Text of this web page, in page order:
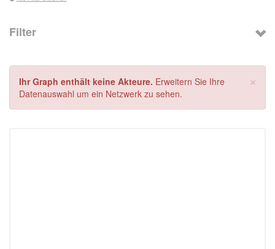
Filter
×
Ihr Graph enthält keine Akteure. Erweitern Sie Ihre
Datenauswahl um ein Netzwerk zu sehen.